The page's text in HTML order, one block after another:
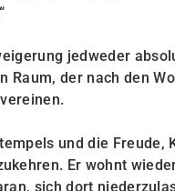
jedweder
Raum, der nach den
und die
Er wohnt
sich dort